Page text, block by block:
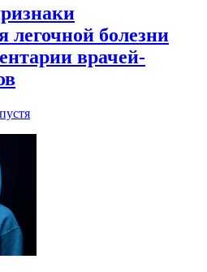
легочной болезни
врачей-